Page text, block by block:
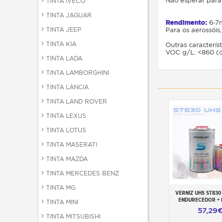
TINTA JAGUAR
TINTA JEEP
TINTA KIA
TINTA LADA
TINTA LAMBORGHINI
TINTA LANCIA
TINTA LAND ROVER
TINTA LEXUS
TINTA LOTUS
TINTA MASERATI
TINTA MAZDA
TINTA MERCEDES BENZ
TINTA MG
TINTA MINI
TINTA MITSUBISHI
Rendimento: 6-
Para os
Outras
VOC g/L: <860
Adicionar ao
VERNIZ UHS
ENDURECEDOR +